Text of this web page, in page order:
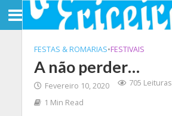
FESTAS & ROMARIAS•FESTIVAIS
A não perder…
Fevereiro 10, 2020
705 Leituras
1 Min Read